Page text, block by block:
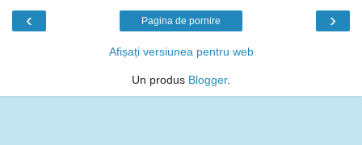
‹ ›
Pagina de pornire
Afișați versiunea pentru web
Un produs Blogger.